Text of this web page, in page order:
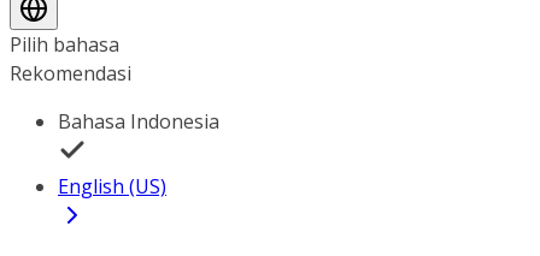
Pilih bahasa
Rekomendasi
Bahasa Indonesia
English (US)